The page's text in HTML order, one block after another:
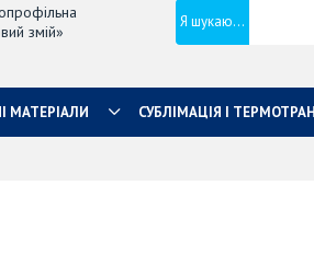
змій»
МАТЕРІАЛИ СУБЛІМАЦІЯ І